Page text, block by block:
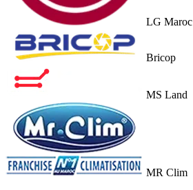
LG Maroc
Bricop
MS Land
MR Clim